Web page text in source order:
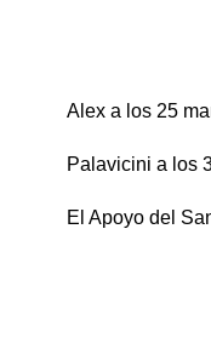
Alex a los 25
Palavicini a los
El Apoyo del